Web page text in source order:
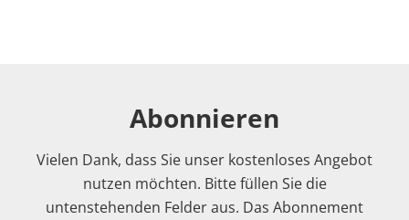
Abonnieren
Vielen Dank, dass Sie unser kostenloses Angebot
nutzen möchten. Bitte füllen Sie die
untenstehenden Felder aus. Das Abonnement